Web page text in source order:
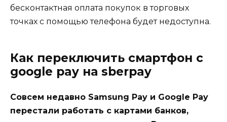
бесконтактная оплата покупок в торговых
точках с помощью телефона будет недоступна.
Как переключить смартфон с
google pay на sberpay
Совсем недавно Samsung Pay и Google Pay
перестали работать с картами банков,